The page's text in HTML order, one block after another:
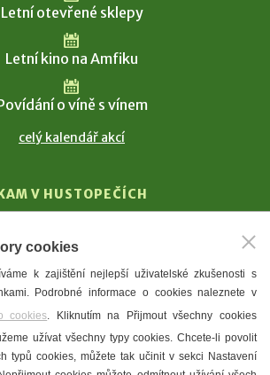
Letní otevřené sklepy
Letní kino na Amfiku
o víně s vínem
celý kalendář akcí
V HUSTOPEČÍCH
T. G. Masaryk
Mandloně
Ubytování
Restaurace
muzeum a galerie
cookies
k zajištění nejlepší uživatelské zkušenosti s
Podrobné informace o cookies naleznete v
cookies. Kliknutím na Přijmout všechny cookies
užívat všechny typy cookies. Chcete-li povolit
typů cookies, můžete tak učinit v sekci Nastavení